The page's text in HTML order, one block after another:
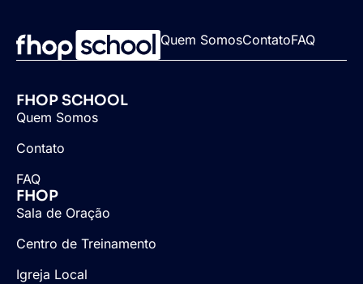
Quem SomosContatoFAQ
FHOP SCHOOL
Quem Somos
Contato
FAQ
FHOP
Sala de Oração
Centro de Treinamento
Igreja Local